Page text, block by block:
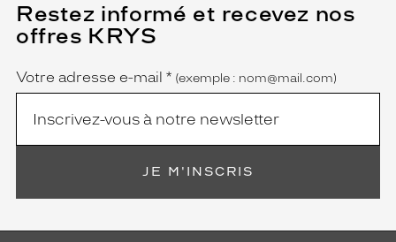
Restez informé et recevez nos
offres KRYS
Name
Votre adresse e-mail *
(Ce
champ
est
obligatoire)
(exemple : nom@mail.com)
JE M'INSCRIS